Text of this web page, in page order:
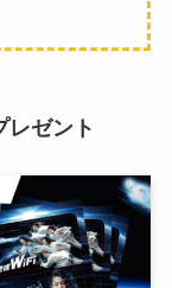
ゼント